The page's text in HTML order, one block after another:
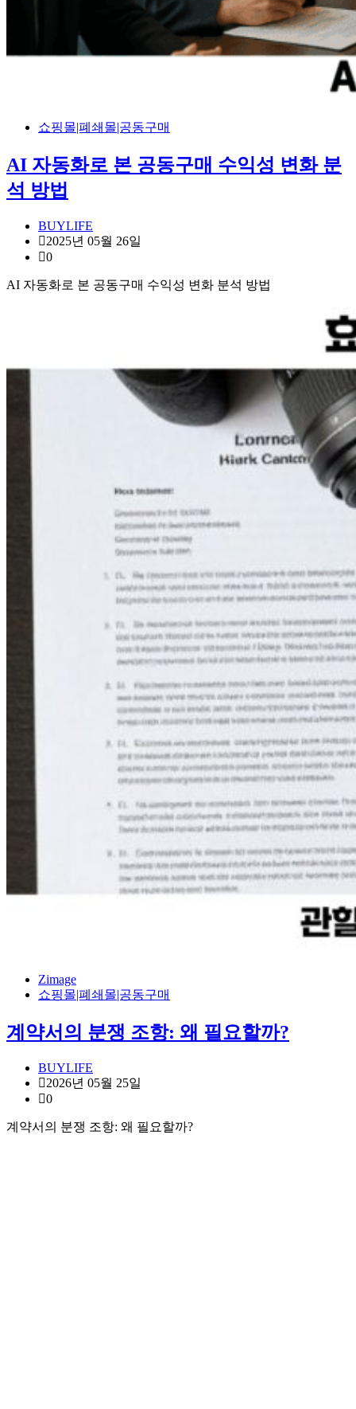
쇼핑몰|폐쇄몰|공동구매
AI 자동화로 본 공동구매 수익성 변화 분
석 방법
BUYLIFE
2025년 05월 26일
0
AI 자동화로 본 공동구매 수익성 변화 분석 방법
Zimage
쇼핑몰|폐쇄몰|공동구매
계약서의 분쟁 조항: 왜 필요할까?
BUYLIFE
2026년 05월 25일
0
계약서의 분쟁 조항: 왜 필요할까?